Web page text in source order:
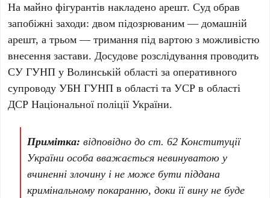
На майно фігурантів накладено арешт. Суд обрав
запобіжні заходи: двом підозрюваним — домашній
арешт, а трьом — тримання під вартою з можливістю
внесення застави. Досудове розслідування проводить
СУ ГУНП у Волинській області за оперативного
супроводу УБН ГУНП в області та УСР в області
ДСР Національної поліції України.
Примітка: відповідно до ст. 62 Конституції
України особа вважається невинуватою у
вчиненні злочину і не може бути піддана
кримінальному покаранню, доки її вину не буде